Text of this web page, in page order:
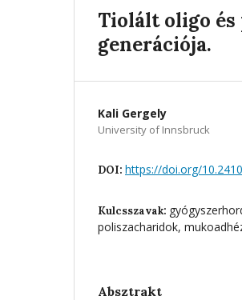
Tiolált oligo
generációja.
Kali Gergely
University of Innsbruck
DOI: https://doi.org/
Kulcsszavak:
poliszacharidok,
Absztrakt